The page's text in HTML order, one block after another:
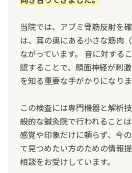
当院では、アブミ骨筋反射を
は、耳の奥にある小さな筋肉
ながっています。 音に対する
認することで、顔面神経が刺
を知る重要な手がかりになりま
この検査には専門機器と解析
般的な鍼灸院で行われることは
感覚や印象だけに頼らず、今
て見つめたい方のための情報
相談をお受けしています。